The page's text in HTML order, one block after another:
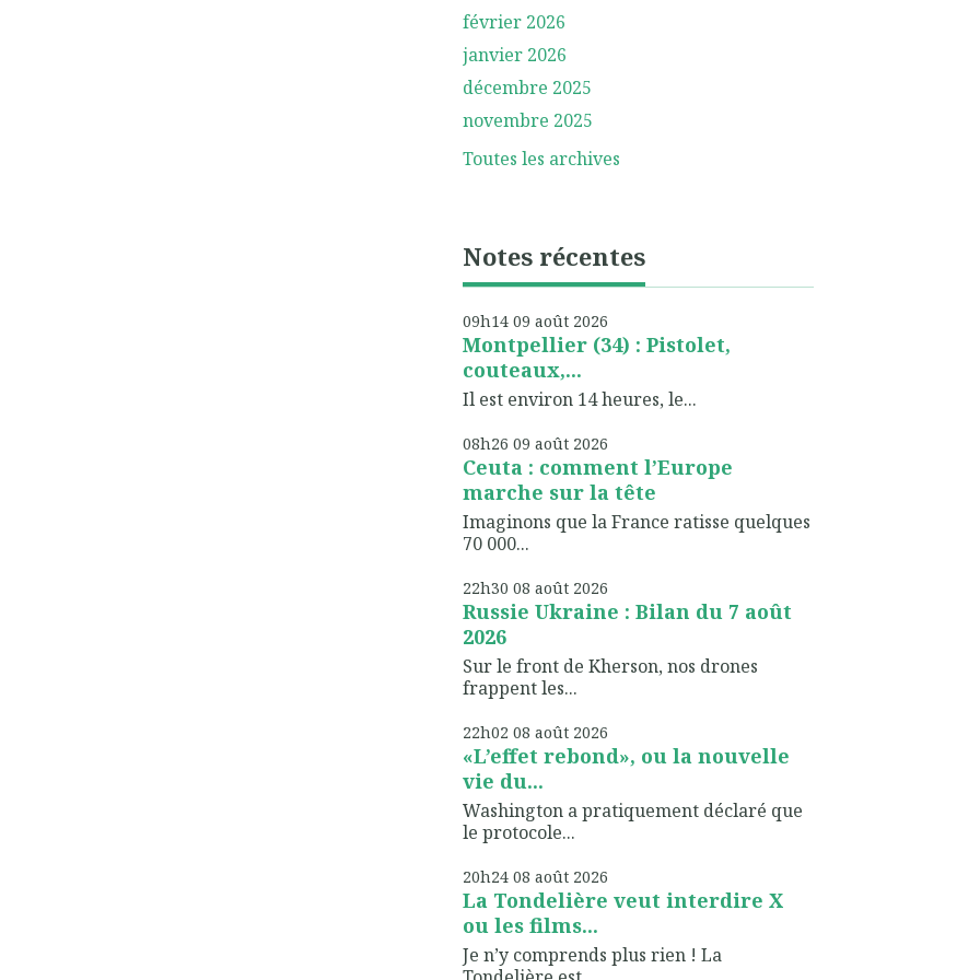
février 2026
janvier 2026
décembre 2025
novembre 2025
Toutes les archives
Notes récentes
09h14 09 août 2026
Montpellier (34) : Pistolet,
couteaux,...
Il est environ 14 heures, le...
08h26 09 août 2026
Ceuta : comment l’Europe
marche sur la tête
Imaginons que la France ratisse quelques
70 000...
22h30 08 août 2026
Russie Ukraine : Bilan du 7 août
2026
Sur le front de Kherson, nos drones
frappent les...
22h02 08 août 2026
«L’effet rebond», ou la nouvelle
vie du...
Washington a pratiquement déclaré que
le protocole...
20h24 08 août 2026
La Tondelière veut interdire X
ou les films...
Je n’y comprends plus rien ! La